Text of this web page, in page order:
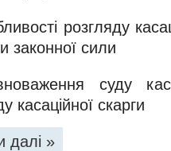
розгляду
законної сили
суду
касаційної скарги
далі »